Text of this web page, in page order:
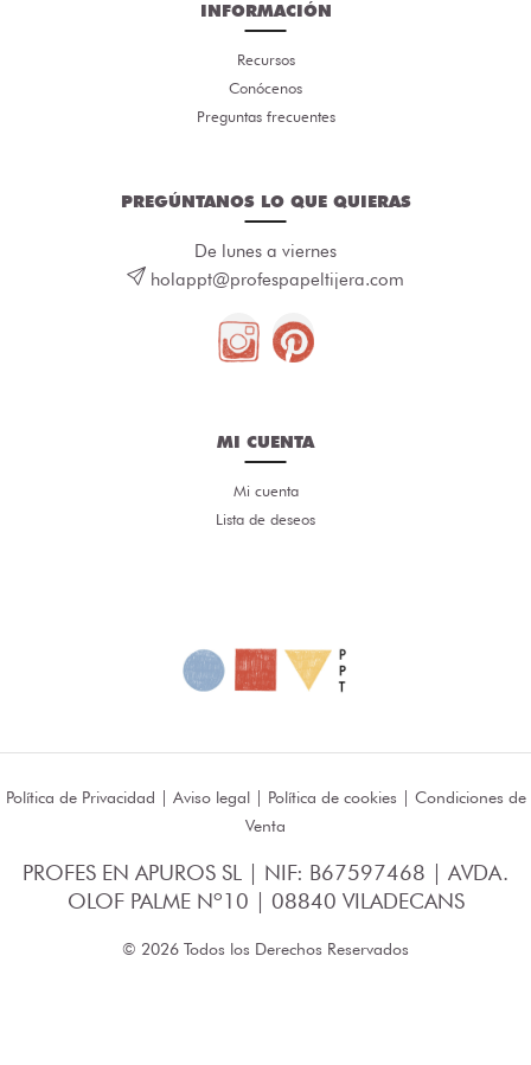
INFORMACIÓN
Recursos
Conócenos
Preguntas frecuentes
PREGÚNTANOS LO QUE QUIERAS
De lunes a viernes
holappt@profespapeltijera.com
MI CUENTA
Mi cuenta
Lista de deseos
Política de Privacidad | Aviso legal| Política de cookies | Condiciones de
Venta
PROFES EN APUROS SL | NIF: B67597468 | AVDA.
OLOF PALME Nº10 | 08840 VILADECANS
© 2026 Todos los Derechos Reservados